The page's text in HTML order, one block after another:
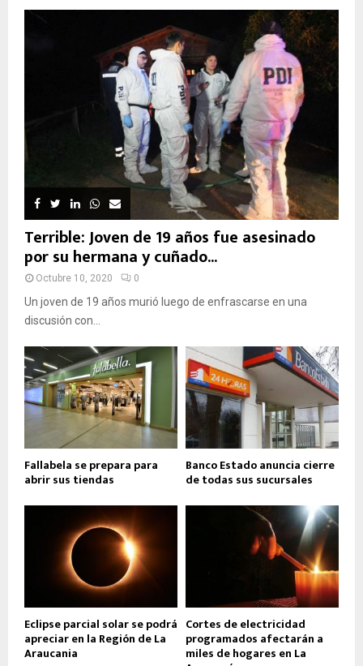
Terrible: Joven de 19 años fue asesinado
por su hermana y cuñado...
Octubre 10, 2020 0
Un joven de 19 años murió luego de enfrascarse en una
discusión con...
Fallabela se prepara para
abrir sus tiendas
Banco Estado anuncia cierre
de todas sus sucursales
Eclipse parcial solar se podrá
apreciar en la Región de La
Araucania
Cortes de electricidad
programados afectarán a
miles de hogares en La